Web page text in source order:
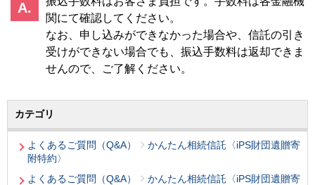
関にて確認してください。
なお、申し込みができなかった場合や、信託の引き
受けができない場合でも、振込手数料は返却できま
せんので、ご了解ください。
カテゴリ
よくあるご質問（Q&A）
かんたん相続信託〈iPS財団遺贈寄
附特約〉
よくあるご質問（Q&A）
かんたん相続信託〈iPS財団遺贈寄